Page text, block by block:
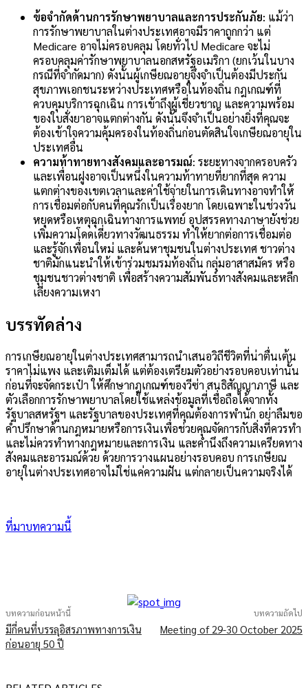
ข้อจำกัดด้านการรักษาพยาบาลและการประกันภัย: แม้ว่า
การรักษาพยาบาลในต่างประเทศอาจมีราคาถูกกว่า แต่
Medicare อาจไม่ครอบคลุม โดยทั่วไป Medicare จะไม่
ครอบคลุมค่ารักษาพยาบาลนอกสหรัฐอเมริกา (ยกเว้นในบาง
กรณีที่จำกัดมาก) ดังนั้นผู้เกษียณอายุจึงจำเป็นต้องมีประกัน
สุขภาพเอกชนระหว่างประเทศหรือในท้องถิ่น กฎเกณฑ์ที่
ควบคุมบริการฉุกเฉิน การเข้าถึงผู้เชี่ยวชาญ และความพร้อม
ของใบสั่งยาอาจแตกต่างกัน ดังนั้นจึงจำเป็นอย่างยิ่งที่คุณจะ
ต้องเข้าใจความคุ้มครองในท้องถิ่นก่อนตัดสินใจเกษียณอายุใน
ประเทศอื่น
ความท้าทายทางสังคมและอารมณ์: ระยะทางจากครอบครัว
และเพื่อนฝูงอาจเป็นหนึ่งในความท้าทายที่ยากที่สุด ความ
แตกต่างของเขตเวลาและค่าใช้จ่ายในการเดินทางอาจทำให้
การเชื่อมต่อกับคนที่คุณรักเป็นเรื่องยาก โดยเฉพาะในช่วงวัน
หยุดหรือเหตุฉุกเฉินทางการแพทย์ อุปสรรคทางภาษายังช่วย
เพิ่มความโดดเดี่ยวทางวัฒนธรรม ทำให้ยากต่อการเชื่อมต่อ
และรู้จักเพื่อนใหม่ และค้นหาชุมชนในต่างประเทศ ชาวต่าง
ชาติมักแนะนำให้เข้าร่วมชมรมท้องถิ่น กลุ่มอาสาสมัคร หรือ
ชุมชนชาวต่างชาติ เพื่อสร้างความสัมพันธ์ทางสังคมและหลีก
เลี่ยงความเหงา
บรรทัดล่าง
การเกษียณอายุในต่างประเทศสามารถนำเสนอวิถีชีวิตที่น่าตื่นเต้น
ราคาไม่แพง และเติมเต็มได้ แต่ต้องเตรียมตัวอย่างรอบคอบเท่านั้น
ก่อนที่จะจัดกระเป๋า ให้ศึกษากฎเกณฑ์ของวีซ่า สนธิสัญญาภาษี และ
ตัวเลือกการรักษาพยาบาลโดยใช้แหล่งข้อมูลที่เชื่อถือได้จากทั้ง
รัฐบาลสหรัฐฯ และรัฐบาลของประเทศที่คุณต้องการพำนัก อย่าลืมขอ
คำปรึกษาด้านกฎหมายหรือการเงินเพื่อช่วยคุณจัดการกับสิ่งที่ควรทำ
และไม่ควรทำทางกฎหมายและการเงิน และคำนึงถึงความเครียดทาง
สังคมและอารมณ์ด้วย ด้วยการวางแผนอย่างรอบคอบ การเกษียณ
อายุในต่างประเทศอาจไม่ใช่แค่ความฝัน แต่กลายเป็นความจริงได้
ที่มาบทความนี้
บทความก่อนหน้านี้
มีกี่คนที่บรรลุอิสรภาพทางการเงิน
ก่อนอายุ 50 ปี
บทความถัดไป
Meeting of 29-30 October 2025